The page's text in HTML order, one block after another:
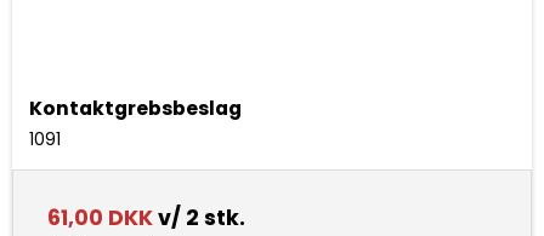
Kontaktgrebsbeslag
1091
61,00 DKKv/ 2 stk.